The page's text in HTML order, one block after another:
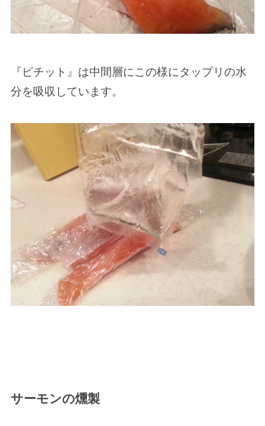
『ピチット』は中間層にこの様にタップリの水
分を吸収しています。
サーモンの燻製